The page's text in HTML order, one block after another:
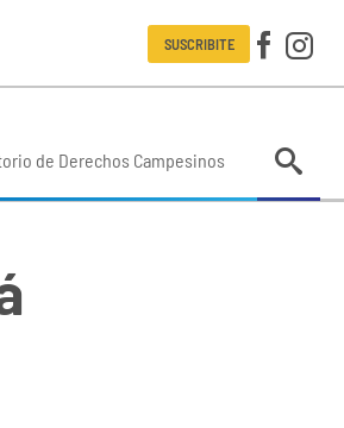
SUSCRIBITE
de Derechos Campesinos